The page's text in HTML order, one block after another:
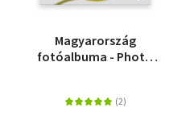
Magyarország
fotóalbuma - Photo